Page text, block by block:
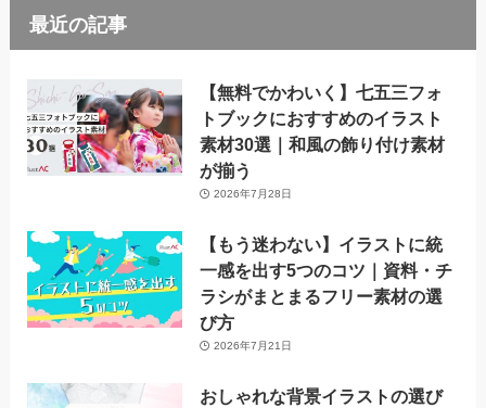
最近の記事
【無料でかわいく】七五三フォ
トブックにおすすめのイラスト
素材30選｜和風の飾り付け素材
が揃う
2026年7月28日
【もう迷わない】イラストに統
一感を出す5つのコツ｜資料・チ
ラシがまとまるフリー素材の選
び方
2026年7月21日
おしゃれな背景イラストの選び